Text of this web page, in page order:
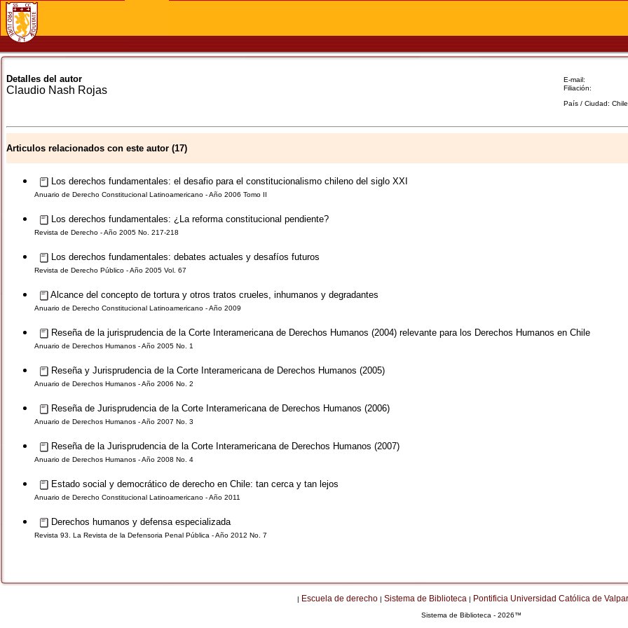
E-mail:
Filiación:
País / Ciudad:
Detalles del autor
Claudio Nash Rojas
Articulos relacionados con este autor (17)
Los derechos fundamentales: el desafio para el constitucionalismo chileno del siglo XXI
Anuario de Derecho Constitucional Latinoamericano - Año 2006 Tomo II
Los derechos fundamentales: ¿La reforma constitucional pendiente?
Revista de Derecho - Año 2005 No. 217-218
Los derechos fundamentales: debates actuales y desafíos futuros
Revista de Derecho Público - Año 2005 Vol. 67
Alcance del concepto de tortura y otros tratos crueles, inhumanos y degradantes
Anuario de Derecho Constitucional Latinoamericano - Año 2009
Reseña de la jurisprudencia de la Corte Interamericana de Derechos Humanos (2004) relevante para los Derechos Humanos en Chile
Anuario de Derechos Humanos - Año 2005 No. 1
Reseña y Jurisprudencia de la Corte Interamericana de Derechos Humanos (2005)
Anuario de Derechos Humanos - Año 2006 No. 2
Reseña de Jurisprudencia de la Corte Interamericana de Derechos Humanos (2006)
Anuario de Derechos Humanos - Año 2007 No. 3
Reseña de la Jurisprudencia de la Corte Interamericana de Derechos Humanos (2007)
Anuario de Derechos Humanos - Año 2008 No. 4
Estado social y democrático de derecho en Chile: tan cerca y tan lejos
Anuario de Derecho Constitucional Latinoamericano - Año 2011
Derechos humanos y defensa especializada
Revista 93. La Revista de la Defensoria Penal Pública - Año 2012 No. 7
| Escuela de derecho | Sistema de Biblioteca | Pontificia Universidad Católica de
Sistema de Biblioteca - 2026™